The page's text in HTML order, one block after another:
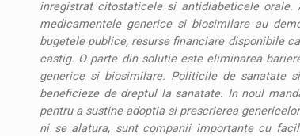
inregistrat citostaticele si antidiabeticele
medicamentele generice si biosimilare au
bugetele publice, resurse financiare disponibile
castig. O parte din solutie este eliminarea
generice si biosimilare. Politicile de sanatate
beneficieze de dreptul la sanatate. In noul
pentru a sustine adoptia si prescrierea
ni se alatura, sunt companii importante cu